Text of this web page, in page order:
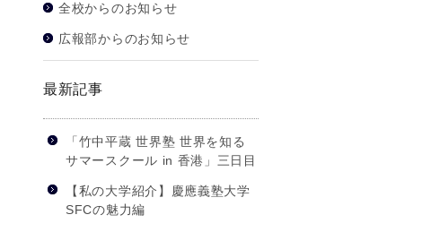
全校からのお知らせ
広報部からのお知らせ
最新記事
「竹中平蔵 世界塾 世界を知る
サマースクール in 香港」三日目
【私の大学紹介】慶應義塾大学
SFCの魅力編